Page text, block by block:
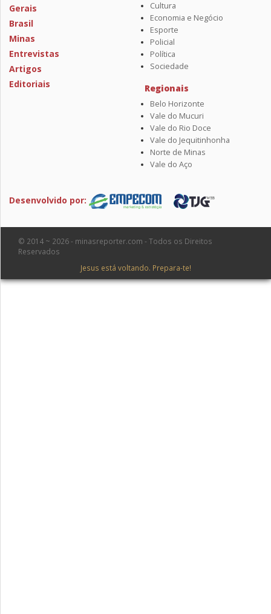
Gerais
Brasil
Minas
Entrevistas
Artigos
Editoriais
Cultura
Economia e Negócio
Esporte
Policial
Política
Sociedade
Regionais
Belo Horizonte
Vale do Mucuri
Vale do Rio Doce
Vale do Jequitinhonha
Norte de Minas
Vale do Aço
Desenvolvido por:
© 2014 ~ 2026 - minasreporter.com - Todos os Direitos
Reservados
Jesus está voltando. Prepara-te!